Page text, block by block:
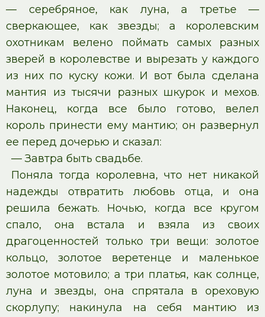
— серебряное, как луна, а третье —
сверкающее, как звезды; а королевским
охотникам велено поймать самых разных
зверей в королевстве и вырезать у каждого
из них по куску кожи. И вот была сделана
мантия из тысячи разных шкурок и мехов.
Наконец, когда все было готово, велел
король принести ему мантию; он развернул
ее перед дочерью и сказал:
— Завтра быть свадьбе.
Поняла тогда королевна, что нет никакой
надежды отвратить любовь отца, и она
решила бежать. Ночью, когда все кругом
спало, она встала и взяла из своих
драгоценностей только три вещи: золотое
кольцо, золотое веретенце и маленькое
золотое мотовило; а три платья, как солнце,
луна и звезды, она спрятала в ореховую
скорлупу; накинула на себя мантию из